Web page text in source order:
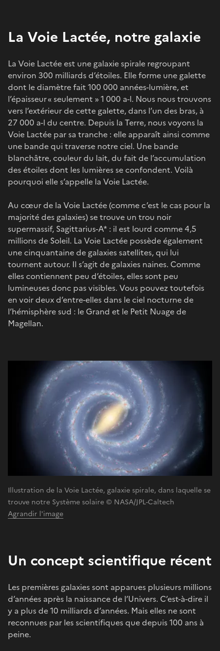
La Voie Lactée, notre galaxie
La Voie Lactée est une galaxie spirale regroupant
environ 300 milliards d’étoiles. Elle forme une galette
dont le diamètre fait 100 000 années-lumière, et
l’épaisseur « seulement » 1 000 a-l. Nous nous trouvons
vers l’extérieur de cette galette, dans l’un des bras, à
27 000 a-l du centre. Depuis la Terre, nous voyons la
Voie Lactée par sa tranche : elle apparaît ainsi comme
une bande qui traverse notre ciel. Une bande
blanchâtre, couleur du lait, du fait de l’accumulation
des étoiles dont les lumières se confondent. Voilà
pourquoi elle s’appelle la Voie Lactée.
Au cœur de la Voie Lactée (comme c’est le cas pour la
majorité des galaxies) se trouve un trou noir
supermassif, Sagittarius-A* : il est lourd comme 4,5
millions de Soleil. La Voie Lactée possède également
une cinquantaine de galaxies satellites, qui lui
tournent autour. Il s’agit de galaxies naines. Comme
elles contiennent peu d’étoiles, elles sont peu
lumineuses donc pas visibles. Vous pouvez toutefois
en voir deux d’entre-elles dans le ciel nocturne de
l’hémisphère sud : le Grand et le Petit Nuage de
Magellan.
Illustration de la Voie Lactée, galaxie spirale, dans laquelle se
trouve notre Système solaire © NASA/JPL-Caltech
Agrandir l'image
Un concept scientifique récent
Les premières galaxies sont apparues plusieurs millions
d’années après la naissance de l’Univers. C’est-à-dire il
y a plus de 10 milliards d’années. Mais elles ne sont
reconnues par les scientifiques que depuis 100 ans à
peine.